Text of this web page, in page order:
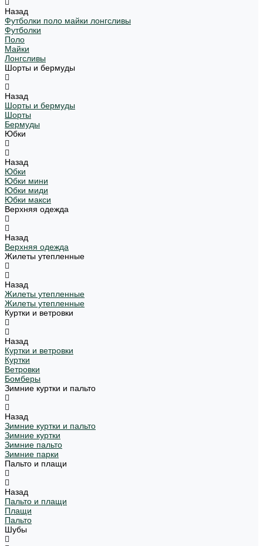
Назад
Футболки поло майки лонгсливы
Футболки
Поло
Майки
Лонгсливы
Шорты и бермуды
Назад
Шорты и бермуды
Шорты
Бермуды
Юбки
Назад
Юбки
Юбки мини
Юбки миди
Юбки макси
Верхняя одежда
Назад
Верхняя одежда
Жилеты утепленные
Назад
Жилеты утепленные
Жилеты утепленные
Куртки и ветровки
Назад
Куртки и ветровки
Куртки
Ветровки
Бомберы
Зимние куртки и пальто
Назад
Зимние куртки и пальто
Зимние куртки
Зимние пальто
Зимние парки
Пальто и плащи
Назад
Пальто и плащи
Плащи
Пальто
Шубы